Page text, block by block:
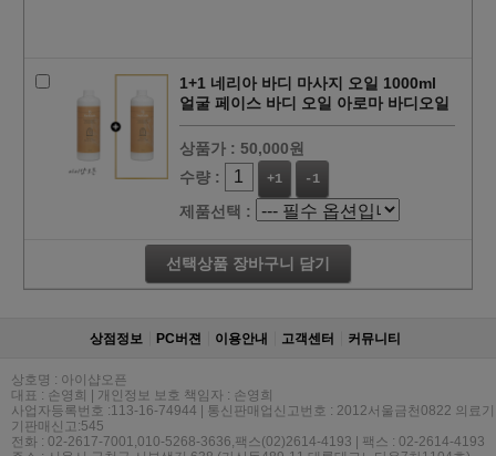
1+1 네리아 바디 마사지 오일 1000ml
얼굴 페이스 바디 오일 아로마 바디오일
상품가 : 50,000원
수량 :
+1 -1
제품선택 :
선택상품 장바구니 담기
상점정보 PC버젼 이용안내 고객센터 커뮤니티
상호명 : 아이샵오픈
대표 : 손영희 | 개인정보 보호 책임자 : 손영희
사업자등록번호 :113-16-74944 | 통신판매업신고번호 : 2012서울금천0822 의료기
기판매신고:545
전화 : 02-2617-7001,010-5268-3636,팩스(02)2614-4193 | 팩스 : 02-2614-4193